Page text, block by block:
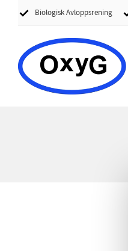
Biologisk Avloppsrening